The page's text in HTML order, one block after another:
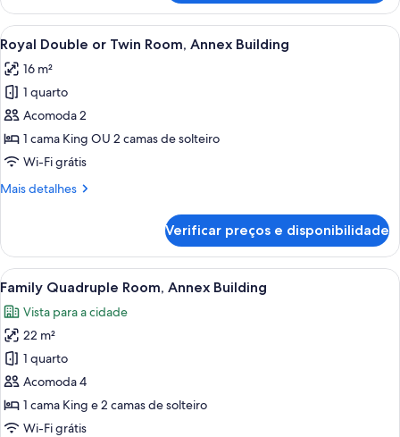
cidade,
em
edifício
anexo
casal
ou
duplo
elite,
vista
para
cidade,
em
edifício
anexo
Carrega
todas
as
fotos
de
Royal
Double
Twin
Building
Um quarto moderno com teto de
8
Royal Double or Twin Room, Annex Building
16 m²
1 quarto
Acomoda 2
1 cama King OU 2 camas de solteiro
Wi-Fi grátis
Mais detalhes
Mais
Double
or
Twin
Annex
Building
Verificar preços e disponibilidade
Carrega
todas
as
fotos
de
Family
Quadruple
Room,
Quarto com teto de madeira, cama
9
Family Quadruple Room, Annex Building
Vista para a cidade
22 m²
1 quarto
Acomoda 4
1 cama King e 2 camas de solteiro
Wi-Fi grátis